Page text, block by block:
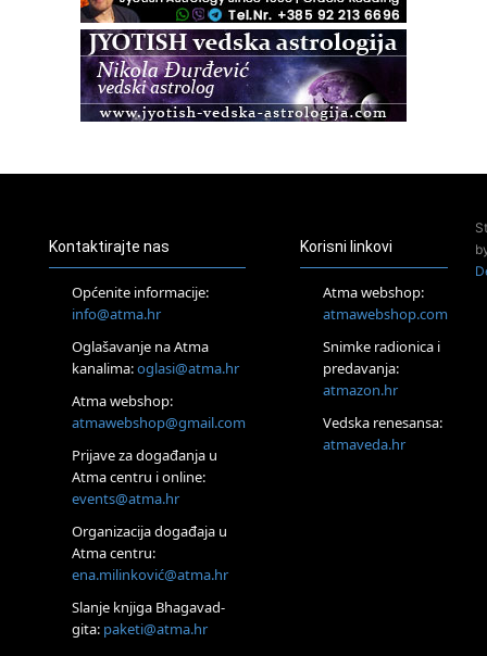
Access BARS®, otpusti stres
Access Energetski Facelift®
Tečaj Višeg Vodstva, razvijanja intuicije i Akaša zapisa
25.08.
Upisi u program Profesionalni hipnoterapeut — nova
generacija kreće 25.08. 2026.
Online
Škola BaZi – put prema dubljem razumijevanju sebe
Visoko
Alemka Dauskardt – Jednodnevna radionica sistemskih
konstelacija
Online
SPAVAJ… Priče za lakšu noć
Zagreb
HOD PO ŽERAVICI – Seminar koji mijenja tijelo, duh i um
SoulFest – Festival glazbe, mudrosti i zajedništva
Kontaktirajte nas
Općenite informacije:
info@atma.hr
Oglašavanje na Atma
kanalima:oglasi@atma.hr
Atma webshop:
atmawebshop@gmail.com
Prijave za događanja u
Atma centru i online:
events@atma.hr
Organizacija događaja u
Atma centru:
ena.milinković@atma.hr
Slanje knjiga Bhagavad-
gita: paketi@atma.hr
Korisni linkovi
Atma webshop:
atmawebshop.com
Snimke radionica i
predavanja:
atmazon.hr
Vedska renesansa:
atmaveda.hr